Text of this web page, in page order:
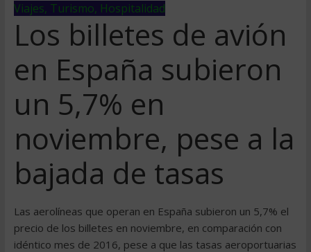
Viajes, Turismo, Hospitalidad
Los billetes de avión
en España subieron
un 5,7% en
noviembre, pese a la
bajada de tasas
Las aerolíneas que operan en España subieron un 5,7% el
precio de los billetes en noviembre, en comparación con
idéntico mes de 2016, pese a que las tasas aeroportuarias